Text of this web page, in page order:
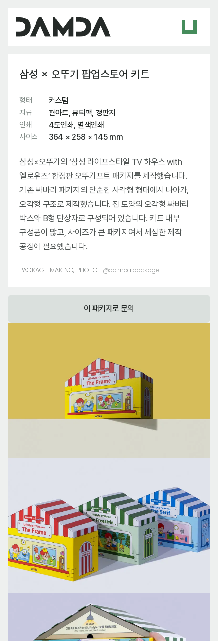
삼성 × 오뚜기 팝업스토어 키트
형태 커스텀
지류 편아트, 뷰티팩, 갱판지
인쇄 4도인쇄, 별색인쇄
사이즈 364 × 258 × 145 mm
삼성×오뚜기의 ‘삼성 라이프스타일 TV 하우스 with
옐로우즈’ 한정판 오뚜기프트 패키지를 제작했습니다.
기존 싸바리 패키지의 단순한 사각형 형태에서 나아가,
오각형 구조로 제작했습니다. 집 모양의 오각형 싸바리
박스와 B형 단상자로 구성되어 있습니다. 키트 내부
구성품이 많고, 사이즈가 큰 패키지여서 세심한 제작
공정이 필요했습니다.
PACKAGE MAKING, PHOTO : @damda.package
이 패키지로 문의